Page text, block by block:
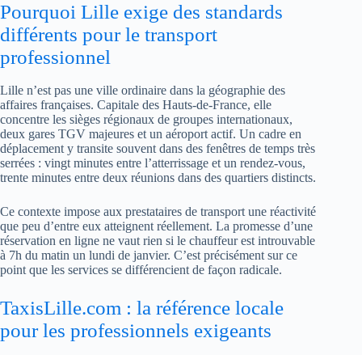
Pourquoi Lille exige des standards
différents pour le transport
professionnel
Lille n’est pas une ville ordinaire dans la géographie des
affaires françaises. Capitale des Hauts-de-France, elle
concentre les sièges régionaux de groupes internationaux,
deux gares TGV majeures et un aéroport actif. Un cadre en
déplacement y transite souvent dans des fenêtres de temps très
serrées : vingt minutes entre l’atterrissage et un rendez-vous,
trente minutes entre deux réunions dans des quartiers distincts.
Ce contexte impose aux prestataires de transport une réactivité
que peu d’entre eux atteignent réellement. La promesse d’une
réservation en ligne ne vaut rien si le chauffeur est introuvable
à 7h du matin un lundi de janvier. C’est précisément sur ce
point que les services se différencient de façon radicale.
TaxisLille.com : la référence locale
pour les professionnels exigeants